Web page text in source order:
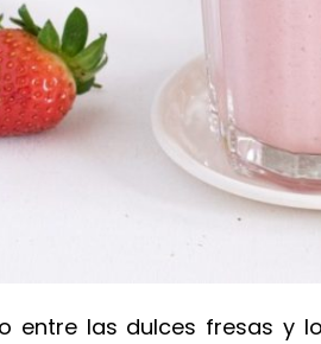
entre las dulces fresas y